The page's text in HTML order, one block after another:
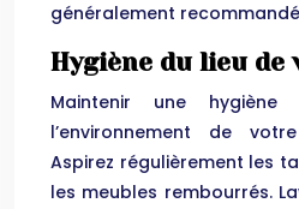
généralement
Hygiène du lieu de
Maintenir une hygiène
l’environnement de
Aspirez régulièrement les
les meubles rembourrés.